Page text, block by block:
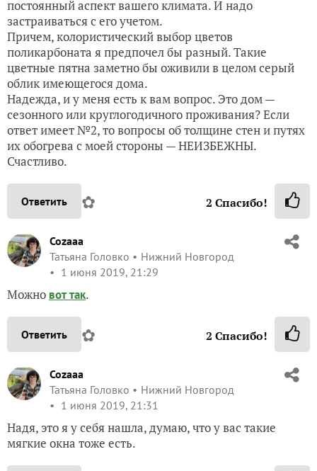
постоянный аспект вашего климата. И надо
застраиваться с его учетом.
Причем, колористический выбор цветов
поликарбоната я предпочел бы разный. Такие
цветные пятна заметно бы оживили в целом серый
облик имеющегося дома.
Надежда, и у меня есть к вам вопрос. Это дом —
сезонного или круглогодичного проживания? Если
ответ имеет №2, то вопросы об толщине стен и путях
их обогрева с моей стороны — НЕИЗБЕЖНЫ.
Счастливо.
Ответить ✿ 2 Спасибо!
Cozaaa
Татьяна Головко
Нижний Новгород
1 июня 2019, 21:29
Можно вот так.
Ответить ✿ 2 Спасибо!
Cozaaa
Татьяна Головко
Нижний Новгород
1 июня 2019, 21:31
Надя, это я у себя нашла, думаю, что у вас такие
мягкие окна тоже есть.